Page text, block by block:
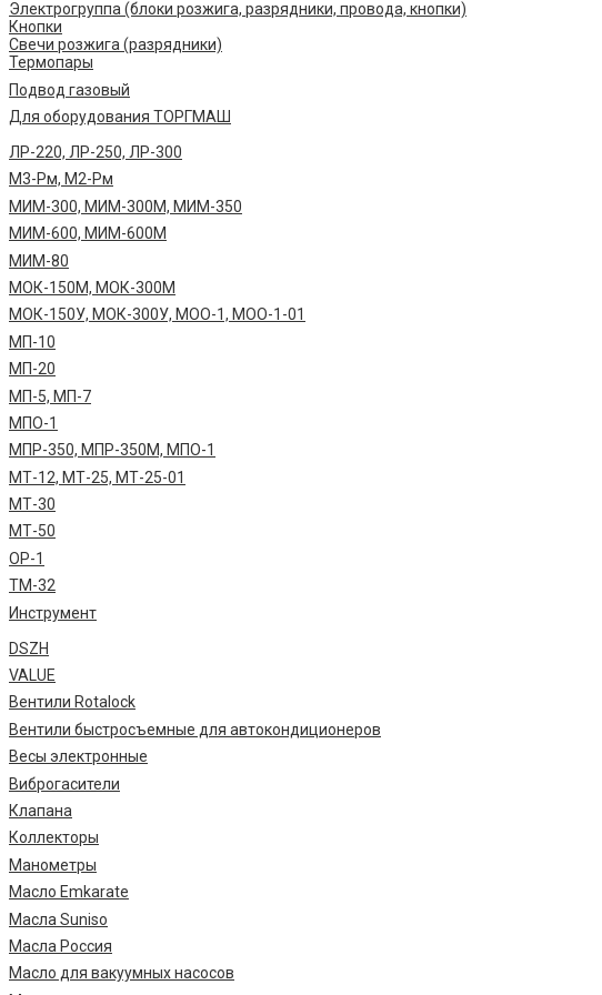
Электрогруппа (блоки розжига, разрядники, провода, кнопки)
Кнопки
Свечи розжига (разрядники)
Термопары
Подвод газовый
Для оборудования ТОРГМАШ
ЛР-220, ЛР-250, ЛР-300
М3-Рм, М2-Рм
МИМ-300, МИМ-300М, МИМ-350
МИМ-600, МИМ-600М
МИМ-80
МОК-150М, МОК-300М
МОК-150У, МОК-300У, МОО-1, МОО-1-01
МП-10
МП-20
МП-5, МП-7
МПО-1
МПР-350, МПР-350М, МПО-1
МТ-12, МТ-25, МТ-25-01
МТ-30
МТ-50
ОР-1
ТМ-32
Инструмент
DSZH
VALUE
Вентили Rotalock
Вентили быстросъемные для автокондиционеров
Весы электронные
Виброгасители
Клапана
Коллекторы
Манометры
Масло Emkarate
Масла Suniso
Масла Россия
Масло для вакуумных насосов